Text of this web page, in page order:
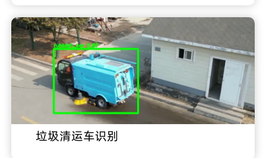
垃圾清运车识别